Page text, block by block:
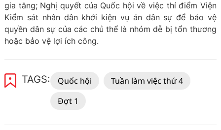
gia tăng; Nghị quyết của Quốc hội về việc thí điểm Viện
Kiểm sát nhân dân khởi kiện vụ án dân sự để bảo vệ
quyền dân sự của các chủ thể là nhóm dễ bị tổn thương
hoặc bảo vệ lợi ích công.
TAGS: Quốc hội
Tuần làm việc thứ 4
Đợt 1